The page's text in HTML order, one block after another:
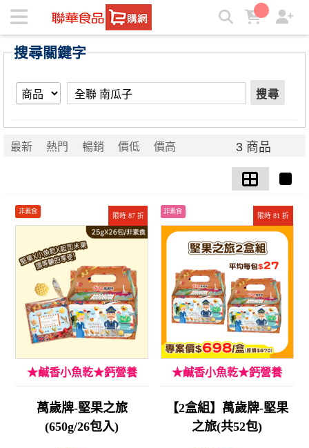
【全聯 南瓜子】搜尋結果 | ★聯華食品e購網★
搜尋關鍵字
搜尋
最新 熱門 暢銷 價低 價高 3 商品
限時 87 折
非素食
★鹹香小魚乾★鈣營養
萬歲牌-堅果之旅
(650g/26包入)
限時 81 折
非素食
★鹹香小魚乾★鈣營養
【2盒組】萬歲牌-堅果
之旅(共52包)